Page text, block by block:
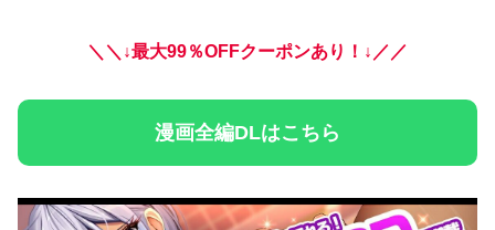
＼＼↓最大99％OFFクーポンあり！↓／／
漫画全編DLはこちら